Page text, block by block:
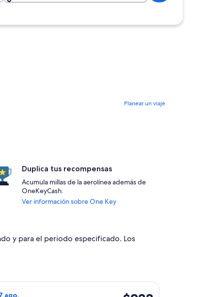
Planear un viaje
Duplica tus recompensas
Acumula millas de la aerolínea además de
OneKeyCash.
Ver información sobre One Key
y para el periodo especificado. Los
el dom, 9 ago., con precio de $151. Precio actual
ago.
TAG Airlines, con salida el sáb, 15 ago. desde Ciudad